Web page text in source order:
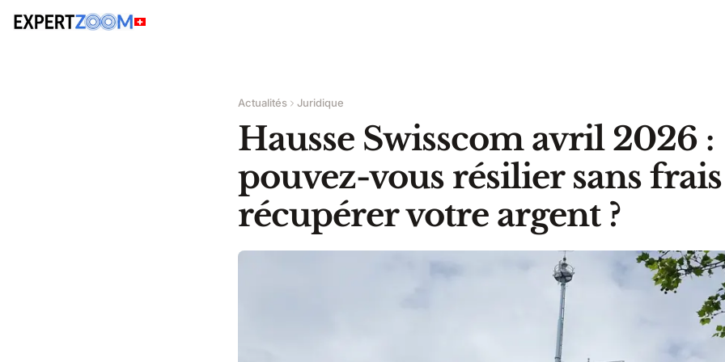
Actualités Juridique
Hausse Swisscom avril 2026 :
pouvez-vous résilier sans
récupérer votre argent ?